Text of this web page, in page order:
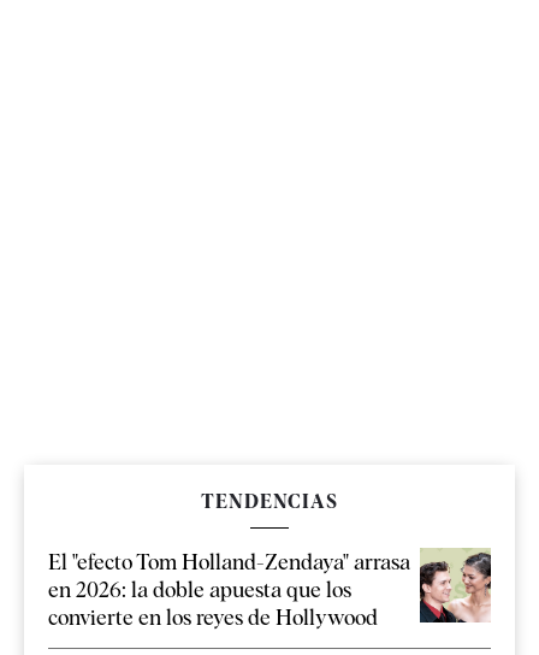
TENDENCIAS
El "efecto Tom Holland-Zendaya" arrasa
en 2026: la doble apuesta que los
convierte en los reyes de Hollywood